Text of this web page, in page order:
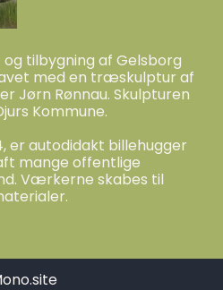
tilbygning af Gelsborg
med en træskulptur af
Jørn Rønnau. Skulpturen
Kommune.
er autodidakt billehugger
mange offentlige
Værkerne skabes til